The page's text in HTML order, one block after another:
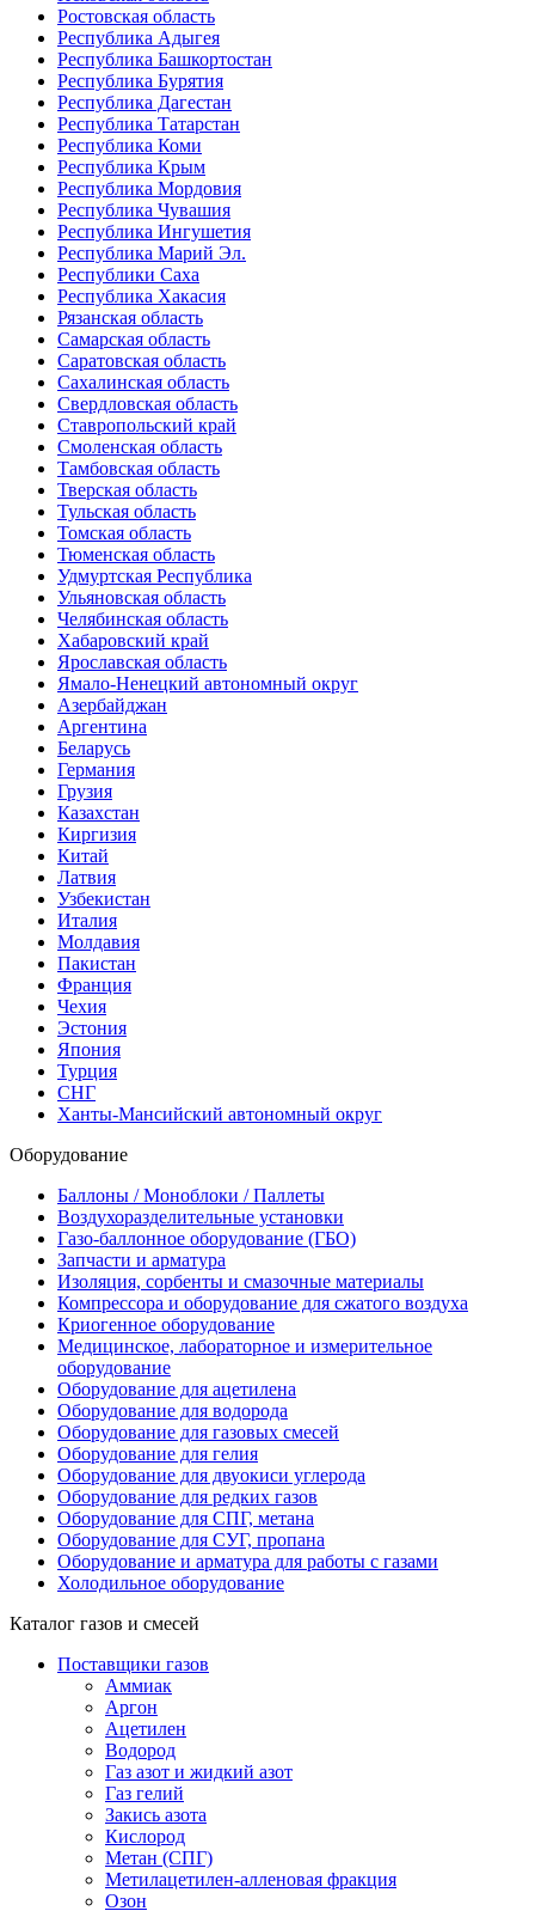
Ростовская область
Республика Адыгея
Республика Башкортостан
Республика Бурятия
Республика Дагестан
Республика Татарстан
Республика Коми
Республика Крым
Республика Мордовия
Республика Чувашия
Республика Ингушетия
Республика Марий Эл.
Республики Саха
Республика Хакасия
Рязанская область
Самарская область
Саратовская область
Сахалинская область
Свердловская область
Ставропольский край
Смоленская область
Тамбовская область
Тверская область
Тульская область
Томская область
Тюменская область
Удмуртская Республика
Ульяновская область
Челябинская область
Хабаровский край
Ярославская область
Ямало-Ненецкий автономный округ
Азербайджан
Аргентина
Беларусь
Германия
Грузия
Казахстан
Киргизия
Китай
Латвия
Узбекистан
Италия
Молдавия
Пакистан
Франция
Чехия
Эстония
Япония
Турция
СНГ
Ханты-Мансийский автономный округ
Оборудование
Баллоны / Моноблоки / Паллеты
Воздухоразделительные установки
Газо-баллонное оборудование (ГБО)
Запчасти и арматура
Изоляция, сорбенты и смазочные материалы
Компрессора и оборудование для сжатого воздуха
Криогенное оборудование
Медицинское, лабораторное и измерительное
оборудование
Оборудование для ацетилена
Оборудование для водорода
Оборудование для газовых смесей
Оборудование для гелия
Оборудование для двуокиси углерода
Оборудование для редких газов
Оборудование для СПГ, метана
Оборудование для СУГ, пропана
Оборудование и арматура для работы с газами
Холодильное оборудование
Каталог газов и смесей
Поставщики газов
Аммиак
Аргон
Ацетилен
Водород
Газ азот и жидкий азот
Газ гелий
Закись азота
Кислород
Метан (СПГ)
Метилацетилен-алленовая фракция
Озон